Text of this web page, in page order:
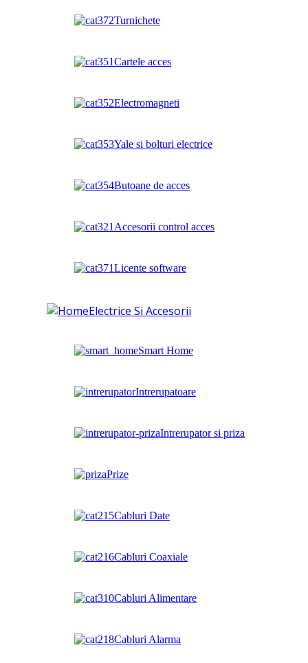
Turnichete
Cartele acces
Electromagneti
Yale si bolturi electrice
Butoane de acces
Accesorii control acces
Licente software
Electrice Si Accesorii
Smart Home
Intrerupatoare
Intrerupator si priza
Prize
Cabluri Date
Cabluri Coaxiale
Cabluri Alimentare
Cabluri Alarma